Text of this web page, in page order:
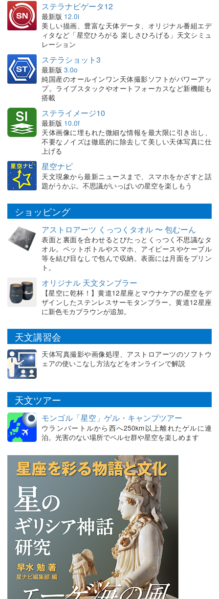
ステラナビゲータ12
最新版 12.0i
美しい描画、豊富な天体データ、オリジナル番組エデ
ィタなど「星空ひろがる 楽しさひろげる」天文シミュ
レーション
ステラショット3
最新版 3.0o
純国産のオールインワン天体撮影ソフトがパワーアッ
プ。ライブスタックやオートフォーカスなど新機能も
搭載
ステライメージ10
最新版 10.0f
天体画像に埋もれた微細な情報を最大限に引き出し、
不要なノイズは徹底的に除去して美しい天体写真に仕
上げる
星空ナビ
天文現象から最新ニュースまで、スマホをかざすと話
題がうかぶ。不思議がいっぱいの星空を楽しもう
ショッピング
アストロアーツ くっつくタオル 〜 包むーん
表面と裏面を合わせるとぴたっとくっつく不思議なタ
オル。ペットボトルやスマホ、アイピースやケーブル
等を結び目なしで包んで収納。表面には月面をプリン
ト。
オリジナル 天文タンブラー
【星空に乾杯！】黄道12星座とマウナケアの星空をデ
ザインしたステンレスサーモタンブラー。黄道12星座
に新色モカブラウンが追加。
天文講習会
天体写真撮影や画像処理、アストロアーツのソフトウ
ェアの使いこなし方法などをオンラインで解説
天文ツアー
モンゴル「星空」ゲル・キャンプツアー
ウランバートルから西へ250km以上離れたゲルに連
泊。光害のない場所でペルセ群や星空を楽しめます